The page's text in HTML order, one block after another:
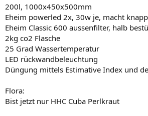
200l, 1000x450x500mm
Eheim powerled 2x, 30w je, macht
Eheim Classic 600 aussenfilter, halb
2kg co2 Flasche
25 Grad Wassertemperatur
LED rückwandbeleuchtung
Düngung mittels Estimative Index und
Flora:
Bist jetzt nur HHC Cuba Perlkraut